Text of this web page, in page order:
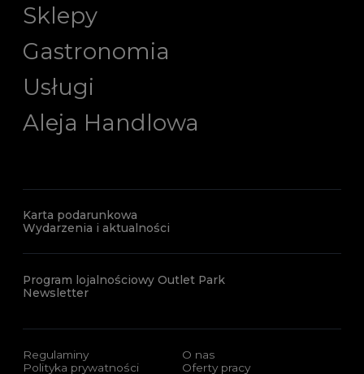
Sklepy
Gastronomia
Usługi
Aleja Handlowa
Karta podarunkowa
Wydarzenia i aktualności
Program lojalnościowy Outlet Park
Newsletter
Regulaminy
Polityka prywatności
O nas
Oferty pracy